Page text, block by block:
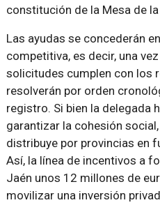
constitución de la Mesa de
Las ayudas se concederán
competitiva, es decir, una
solicitudes cumplen con los
resolverán por orden
registro. Si bien la delegada
garantizar la cohesión
distribuye por provincias en
Así, la línea de incentivos a
Jaén unos 12 millones de
movilizar una inversión